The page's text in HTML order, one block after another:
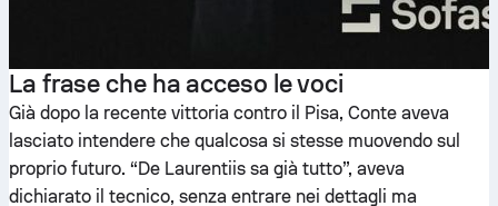
La frase che ha acceso le voci
Già dopo la recente vittoria contro il Pisa, Conte aveva
lasciato intendere che qualcosa si stesse muovendo sul
proprio futuro. “De Laurentiis sa già tutto”, aveva
dichiarato il tecnico, senza entrare nei dettagli ma